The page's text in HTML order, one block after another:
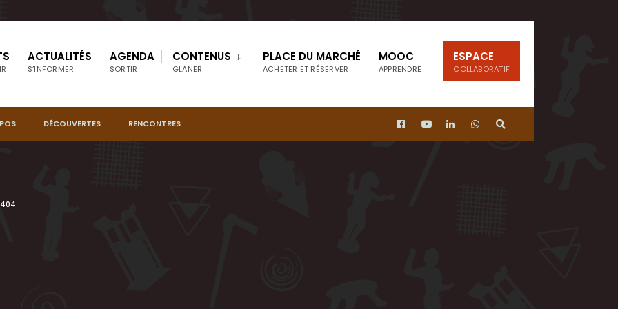
ACTUALITÉS
S’INFORMER
AGENDA
SORTIR
CONTENUS
GLANER
PLACE DU MARCHÉ
ACHETER ET RÉSERVER
ESPACE
COLLABORATIF
MOOC
APPRENDRE
DÉCOUVERTES RENCONTRES
404